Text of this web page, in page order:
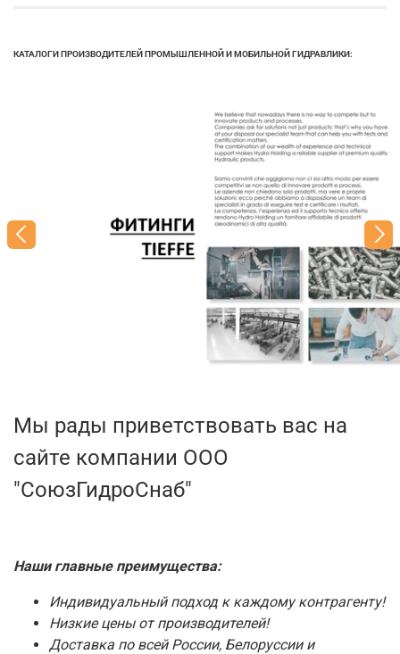
КАТАЛОГИ ПРОИЗВОДИТЕЛЕЙ ПРОМЫШЛЕННОЙ И МОБИЛЬНОЙ ГИДРАВЛИКИ:
Мы рады приветствовать вас на
сайте компании ООО
"СоюзГидроСнаб"
Наши главные преимущества:
Индивидуальный подход к каждому контрагенту!
Низкие цены от производителей!
Доставка по всей России, Белоруссии и